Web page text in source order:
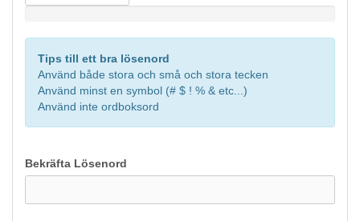
Tips till ett bra lösenord
Använd både stora och små och stora tecken
Använd minst en symbol (# $ ! % & etc...)
Använd inte ordboksord
Bekräfta Lösenord